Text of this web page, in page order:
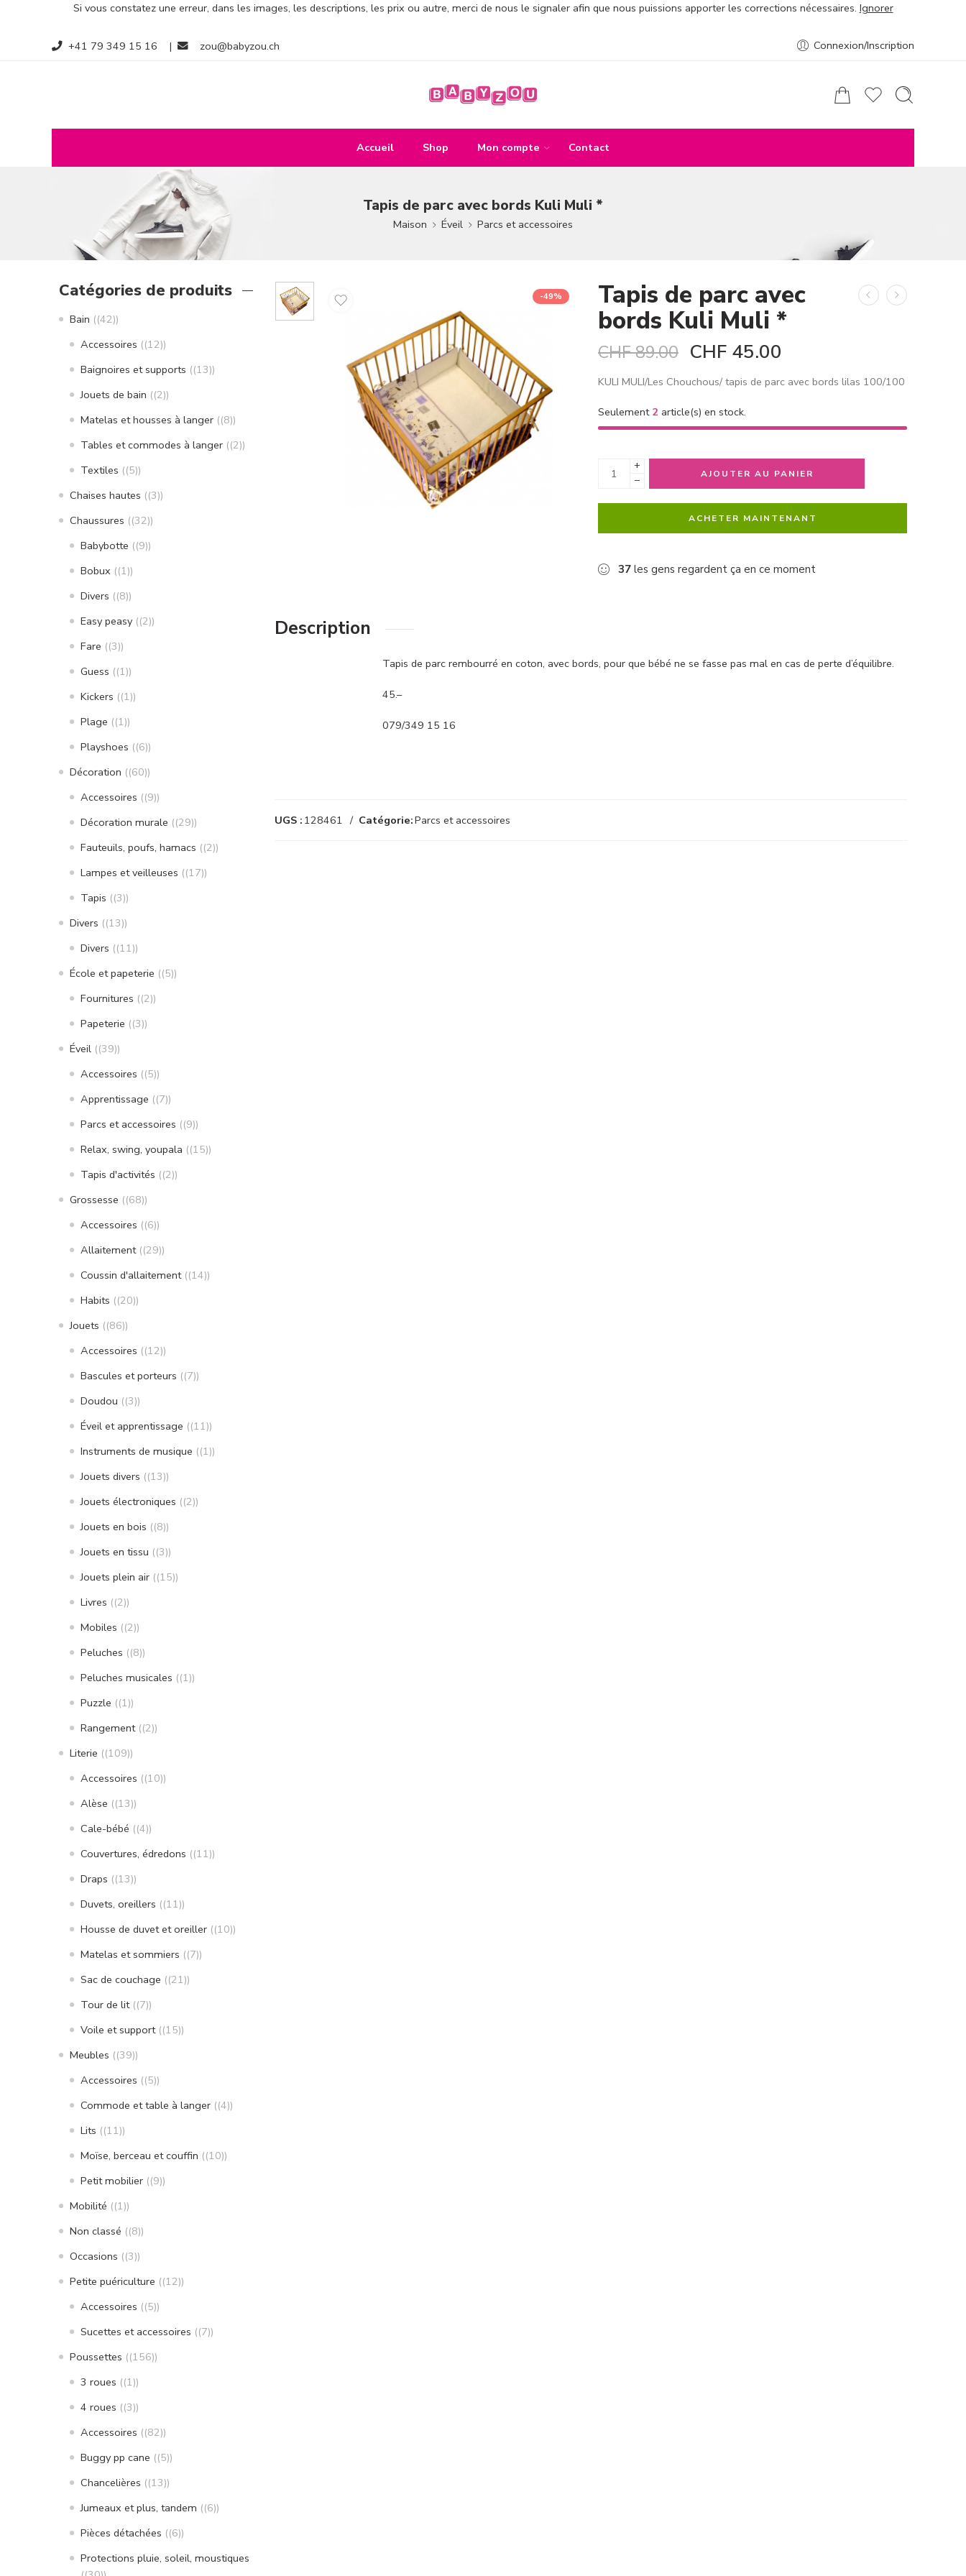
Si vous constatez une erreur, dans les images, les descriptions, les prix ou autre, merci de nous le signaler afin que nous puissions apporter les corrections nécessaires. Ignorer
+41 79 349 15 16 | zou@babyzou.ch Connexion/Inscription
Accueil Shop Mon compte Contact
Tapis de parc avec bords Kuli Muli *
Maison Éveil Parcs et accessoires
-49% Tapis de parc avec
bords Kuli Muli *
CHF89.00 CHF 45.00
KULI MULI/Les Chouchous/ tapis de parc avec bords lilas 100/100
Seulement 2 article(s) en stock.
+
−
AJOUTER AU PANIER
ACHETER MAINTENANT
37 les gens regardent ça en ce moment
Description
Tapis de parc rembourré en coton, avec bords, pour que bébé ne se fasse pas mal en cas de perte d’équilibre.
45.–
079/349 15 16
UGS : 128461 Catégorie:Parcs et accessoires
Catégories de produits
Bain (42)
Accessoires (12)
Baignoires et supports (13)
Jouets de bain (2)
Matelas et housses à langer (8)
Tables et commodes à langer (2)
Textiles (5)
Chaises hautes (3)
Chaussures (32)
Babybotte (9)
Bobux (1)
Divers (8)
Easy peasy (2)
Fare (3)
Guess (1)
Kickers (1)
Plage (1)
Playshoes (6)
Décoration (60)
Accessoires (9)
Décoration murale (29)
Fauteuils, poufs, hamacs (2)
Lampes et veilleuses (17)
Tapis (3)
Divers (13)
Divers (11)
École et papeterie (5)
Fournitures (2)
Papeterie (3)
Éveil (39)
Accessoires (5)
Apprentissage (7)
Parcs et accessoires (9)
Relax, swing, youpala (15)
Tapis d'activités (2)
Grossesse (68)
Accessoires (6)
Allaitement (29)
Coussin d'allaitement (14)
Habits (20)
Jouets (86)
Accessoires (12)
Bascules et porteurs (7)
Doudou (3)
Éveil et apprentissage (11)
Instruments de musique (1)
Jouets divers (13)
Jouets électroniques (2)
Jouets en bois (8)
Jouets en tissu (3)
Jouets plein air (15)
Livres (2)
Mobiles (2)
Peluches (8)
Peluches musicales (1)
Puzzle (1)
Rangement (2)
Literie (109)
Accessoires (10)
Alèse (13)
Cale-bébé (4)
Couvertures, édredons (11)
Draps (13)
Duvets, oreillers (11)
Housse de duvet et oreiller (10)
Matelas et sommiers (7)
Sac de couchage (21)
Tour de lit (7)
Voile et support (15)
Meubles (39)
Accessoires (5)
Commode et table à langer (4)
Lits (11)
Moïse, berceau et couffin (10)
Petit mobilier (9)
Mobilité (1)
Non classé (8)
Occasions (3)
Petite puériculture (12)
Accessoires (5)
Sucettes et accessoires (7)
Poussettes (156)
3 roues (1)
4 roues (3)
Accessoires (82)
Buggy pp cane (5)
Chancelières (13)
Jumeaux et plus, tandem (6)
Pièces détachées (6)
Protections pluie, soleil, moustiques